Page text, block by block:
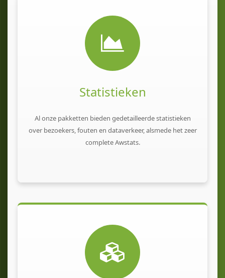
Statistieken
Al onze pakketten bieden gedetailleerde statistieken
over bezoekers, fouten en dataverkeer, alsmede het zeer
complete Awstats.